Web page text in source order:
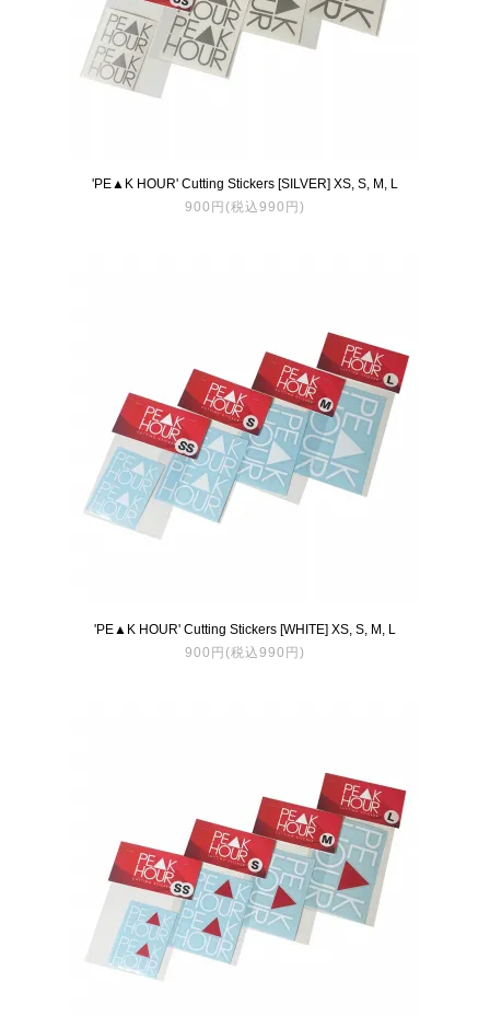
'PE▲K HOUR' Cutting Stickers [SILVER] XS, S, M, L
900円(税込990円)
'PE▲K HOUR' Cutting Stickers [WHITE] XS, S, M, L
900円(税込990円)